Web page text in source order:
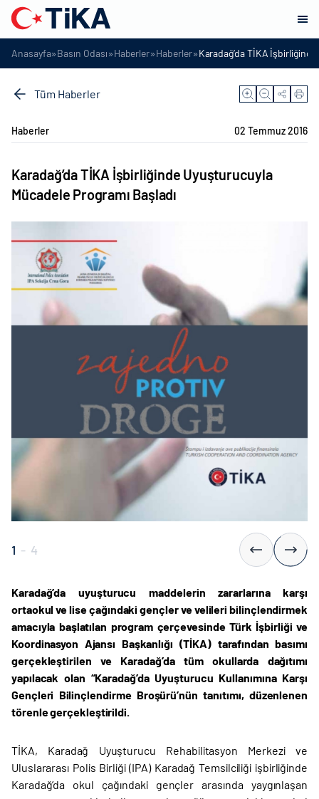
Anasayfa»Basın Odası»Haberler»Haberler»Karadağ’da TİKA
Tüm Haberler
Haberler 02 Temmuz 2016
Karadağ’da TİKA İşbirliğinde Uyuşturucuyla
Mücadele Programı Başladı
1 - 4
Karadağ’da uyuşturucu maddelerin zararlarına karşı
ortaokul ve lise çağındaki gençler ve velileri bilinçlendirmek
amacıyla başlatılan program çerçevesinde Türk İşbirliği ve
Koordinasyon Ajansı Başkanlığı (TİKA) tarafından basımı
gerçekleştirilen ve Karadağ’da tüm okullarda dağıtımı
yapılacak olan “Karadağ’da Uyuşturucu Kullanımına Karşı
Gençleri Bilinçlendirme Broşürü’nün tanıtımı, düzenlenen
törenle gerçekleştirildi.
TİKA, Karadağ Uyuşturucu Rehabilitasyon Merkezi ve
Uluslararası Polis Birliği (IPA) Karadağ Temsilciliği işbirliğinde
Karadağ’da okul çağındaki gençler arasında yaygınlaşan